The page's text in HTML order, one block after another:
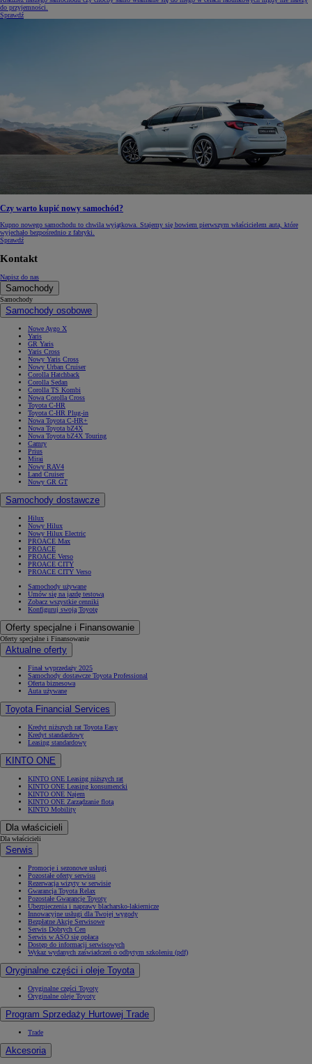
do przyjemności.
Sprawdź
Czy warto kupić nowy samochód?
Kupno nowego samochodu to chwila wyjątkowa. Stajemy się bowiem pierwszym właścicielem auta, które
wyjechało bezpośrednio z fabryki.
Sprawdź
Kontakt
Napisz do nas
Samochody
Samochody
Samochody osobowe
Nowe Aygo X
Yaris
GR Yaris
Yaris Cross
Nowy Yaris Cross
Nowy Urban Cruiser
Corolla Hatchback
Corolla Sedan
Corolla TS Kombi
Nowa Corolla Cross
Toyota C-HR
Toyota C-HR Plug-in
Nowa Toyota C-HR+
Nowa Toyota bZ4X
Nowa Toyota bZ4X Touring
Camry
Prius
Mirai
Nowy RAV4
Land Cruiser
Nowy GR GT
Samochody dostawcze
Hilux
Nowy Hilux
Nowy Hilux Electric
PROACE Max
PROACE
PROACE Verso
PROACE CITY
PROACE CITY Verso
Samochody używane
Umów się na jazdę testową
Zobacz wszystkie cenniki
Konfiguruj swoją Toyotę
Oferty specjalne i Finansowanie
Oferty specjalne i Finansowanie
Aktualne oferty
Finał wyprzedaży 2025
Samochody dostawcze Toyota Professional
Oferta biznesowa
Auta używane
Toyota Financial Services
Kredyt niższych rat Toyota Easy
Kredyt standardowy
Leasing standardowy
KINTO ONE
KINTO ONE Leasing niższych rat
KINTO ONE Leasing konsumencki
KINTO ONE Najem
KINTO ONE Zarządzanie flotą
KINTO Mobility
Dla właścicieli
Dla właścicieli
Serwis
Promocje i sezonowe usługi
Pozostałe oferty serwisu
Rezerwacja wizyty w serwisie
Gwarancja Toyota Relax
Pozostałe Gwarancje Toyoty
Ubezpieczenia i naprawy blacharsko-lakiernicze
Innowacyjne usługi dla Twojej wygody
Bezpłatne Akcje Serwisowe
Serwis Dobrych Cen
Serwis w ASO się opłaca
Dostęp do informacji serwisowych
Wykaz wydanych zaświadczeń o odbytym szkoleniu (pdf)
Oryginalne części i oleje Toyota
Oryginalne części Toyoty
Oryginalne oleje Toyoty
Program Sprzedaży Hurtowej Trade
Trade
Akcesoria